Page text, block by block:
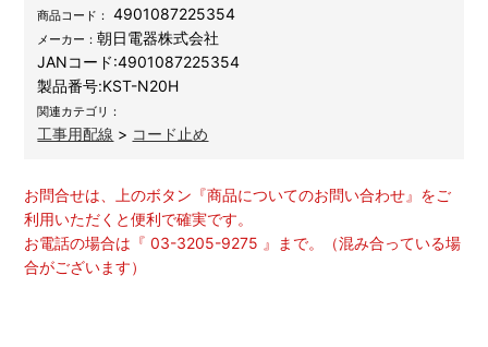
商品コード： 4901087225354
メーカー：朝日電器株式会社
JANコード:4901087225354
製品番号:KST-N20H
関連カテゴリ：
工事用配線 > コード止め
お問合せは、上のボタン『商品についてのお問い合わせ』をご
利用いただくと便利で確実です。
お電話の場合は『 03-3205-9275 』まで。（混み合っている場
合がございます）